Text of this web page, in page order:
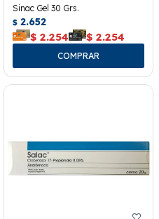
Sinac Gel 30 Grs.
$ 2.652
$ 2.254 $ 2.254